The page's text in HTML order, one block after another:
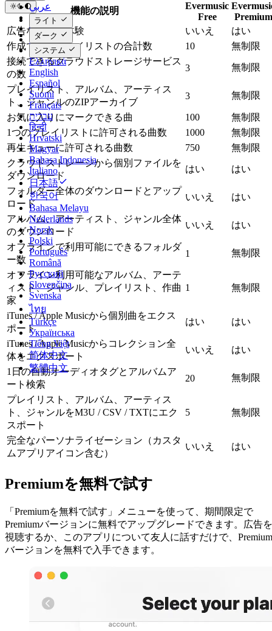
عربي
Català
Čeština
Dansk
Deutsch
Ελληνικά
English
Español
Suomi
Français
עברית
हिन्दी
Hrvatski
Magyar
Bahasa Indonesia
Italiano
日本語
한국어
Bahasa Melayu
Nederlands
Norsk
Polski
Português
Română
Русский
Slovenčina
Svenska
ไทย
Türkçe
Українська
Tiếng Việt
简体中文
繁體中文
ライト
ダーク
システム
機能の説明
Evermusic
Free
Premium
広告なし音楽体験
いいえ
はい
作成できるプレイリストの合計数
10
無制限
接続できるクラウドストレージサービス
の数
3 無制限
プレイリスト、アルバム、アーティス
ト、ジャンルのZIPアーカイブ
3 無制限
お気に入りにマークできる曲 100
無制限
1つのプレイリストに許可される曲数
1000
無制限
再生キューに許可される曲数
750
無制限
クラウドストレージから個別ファイルを
ダウンロード
はい はい
フォルダー全体のダウンロードとアップ
ロード
いいえ はい
アルバム、アーティスト、ジャンル全体
のダウンロード
いいえ はい
オフラインで利用可能にできるフォルダ
ー数
1 無制限
オフライン利用可能なアルバム、アーテ
ィスト、ジャンル、プレイリスト、作曲
家
1 無制限
iTunes / Apple Musicから個別曲をエクス
ポート
はい はい
iTunes / Apple Musicからコレクション全
体をエクスポート
いいえ はい
1日の自動オーディオタグとアルバムア
ート検索
20 無制限
プレイリスト、アルバム、アーティス
ト、ジャンルをM3U / CSV / TXTにエク
スポート
5 無制限
完全なパーソナライゼーション（カスタ
ムアプリアイコン含む）
いいえ はい
Premiumを無料で試す
「Premiumを無料で試す」メニューを使って、期間限定で
Premiumバージョンに無料でアップグレードできます。広告を
視聴するか、このアプリについて友人に話すだけで、Premium
バージョンを無料で入手できます。